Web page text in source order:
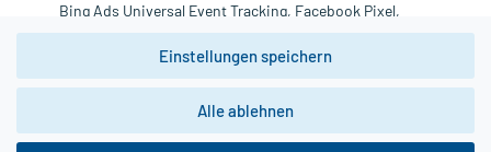
Vertrag widerrufen
*Hinweise zu unseren Aktionen und Bewertungen
Bing Ads Universal Event Tracking, Facebook Pixel,
Youtube-Social Plugin).
Wir weisen darauf hin, dass die
zwingend den Europäischen Anforderungen gem. EU-
DSGVO genügen und ein Datentransfer in Drittstaaten bzw.
Einstellungen speichern
Alle ablehnen